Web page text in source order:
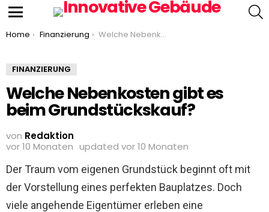
You are here:
Home Finanzierung Welche Nebenkosten gibt es beim Grundstückskauf?
FINANZIERUNG
Welche Nebenkosten gibt es
beim Grundstückskauf?
von Redaktion
vor 10 Monaten updated vor 10 Monaten
Der Traum vom eigenen Grundstück beginnt oft mit
der Vorstellung eines perfekten Bauplatzes. Doch
viele angehende Eigentümer erleben eine